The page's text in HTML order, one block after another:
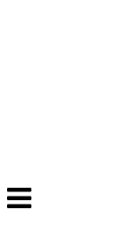
Veksle
navigasjon